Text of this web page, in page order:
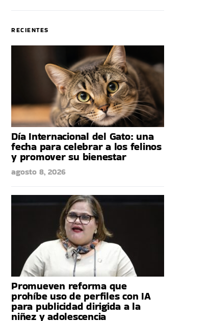
RECIENTES
Día Internacional del Gato: una
fecha para celebrar a los felinos
y promover su bienestar
agosto 8, 2026
Promueven reforma que
prohíbe uso de perfiles con IA
para publicidad dirigida a la
niñez y adolescencia